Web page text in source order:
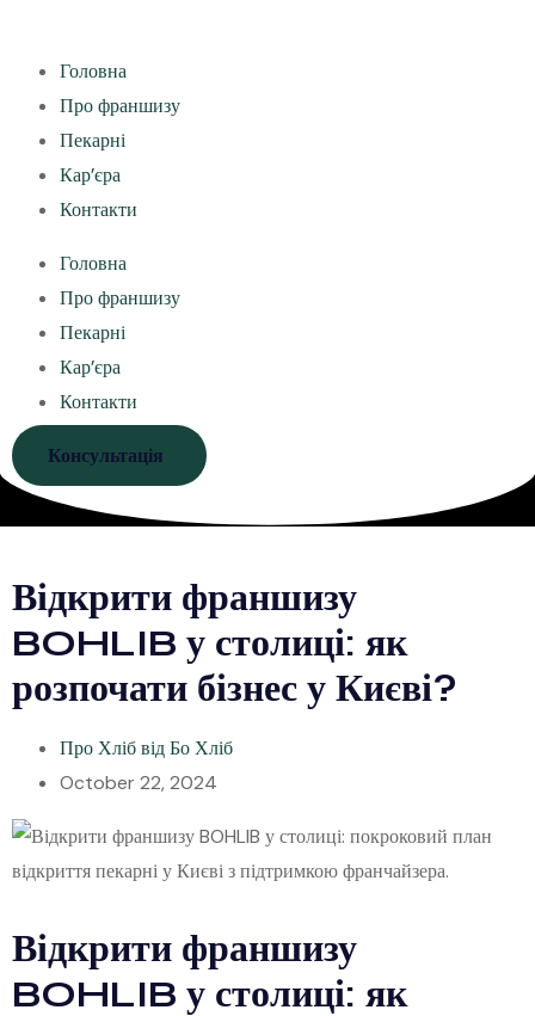
Головна
Про франшизу
Пекарні
Кар’єра
Контакти
Головна
Про франшизу
Пекарні
Кар’єра
Контакти
Консультація
Відкрити франшизу
BOHLIB у столиці: як
розпочати бізнес у Києві?
Про Хліб від Бо Хліб
October 22, 2024
Відкрити франшизу
BOHLIB у столиці: як